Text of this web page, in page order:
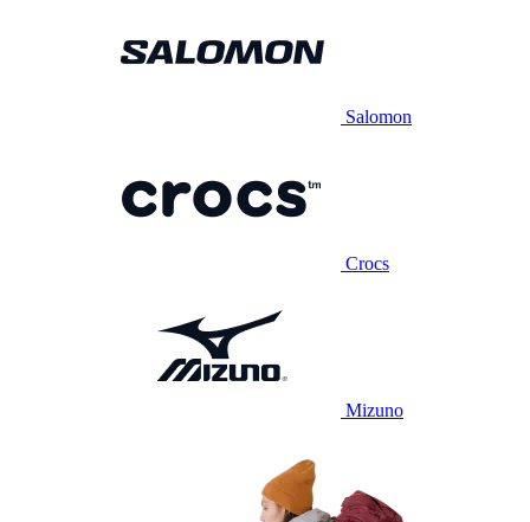
Salomon
Crocs
Mizuno